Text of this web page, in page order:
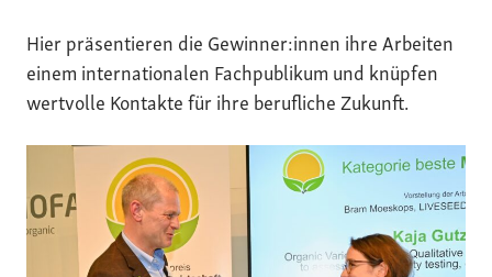
Hier präsentieren die Gewinner:innen ihre Arbeiten
einem internationalen Fachpublikum und knüpfen
wertvolle Kontakte für ihre berufliche Zukunft.